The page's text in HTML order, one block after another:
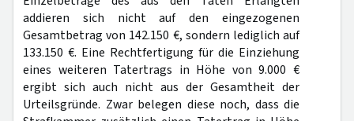
addieren sich nicht auf den eingezogenen
Gesamtbetrag von 142.150 €, sondern lediglich auf
133.150 €. Eine Rechtfertigung für die Einziehung
eines weiteren Tatertrags in Höhe von 9.000 €
ergibt sich auch nicht aus der Gesamtheit der
Urteilsgründe. Zwar belegen diese noch, dass die